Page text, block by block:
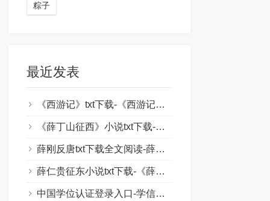
粽子
最近发表
《西游记》txt下载-《西游记》原著电子书下载
《薛丁山征西》小说txt下载-薛丁山传奇txt下载
薛刚反唐txt下载全文阅读-薛刚反唐全文txt百度云
薛仁贵征东小说txt下载-《薛仁贵征东》古典小说下载
中国学位认证登录入口-学信网官网登录入口